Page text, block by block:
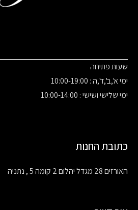
שעות פתיחה
ימי א',ב',ד',ה : 10:00-19:00
ימי שלישי ושישי : 10:00-14:00
כתובת החנות
האורזים 28 מגדל יהלום 2 קומה 5 , נתניה